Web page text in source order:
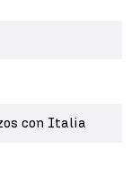
con Italia